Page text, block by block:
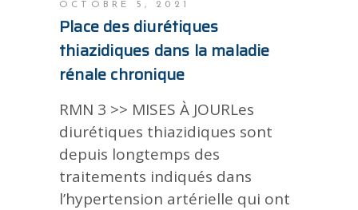
OCTOBRE 5, 2021
Place des diurétiques
thiazidiques dans la maladie
rénale chronique
RMN 3 >> MISES À JOURLes
diurétiques thiazidiques sont
depuis longtemps des
traitements indiqués dans
l’hypertension artérielle qui ont